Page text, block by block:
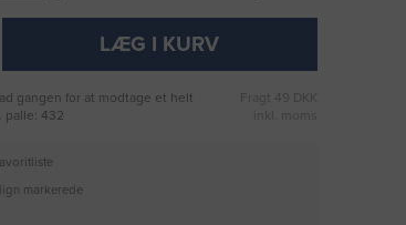
LÆG I KURV
gangen for at modtage et helt
palle: 432
Fragt 49 DKK
inkl. moms
markerede